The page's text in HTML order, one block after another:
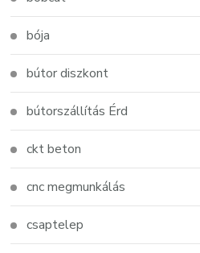
bója
bútor diszkont
bútorszállítás Érd
ckt beton
cnc megmunkálás
csaptelep